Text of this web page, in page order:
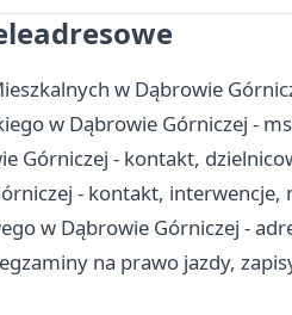
w Dąbrowie
w Dąbrowie Górniczej -
Górniczej - kontakt,
- kontakt, interwencje,
w Dąbrowie Górniczej -
na prawo jazdy,